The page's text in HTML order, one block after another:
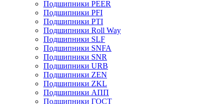
Подшипники PEER
Подшипники PFI
Подшипники PTI
Подшипники Roll Way
Подшипники SLF
Подшипники SNFA
Подшипники SNR
Подшипники URB
Подшипники ZEN
Подшипники ZKL
Подшипники АПП
Подшипники ГОСТ